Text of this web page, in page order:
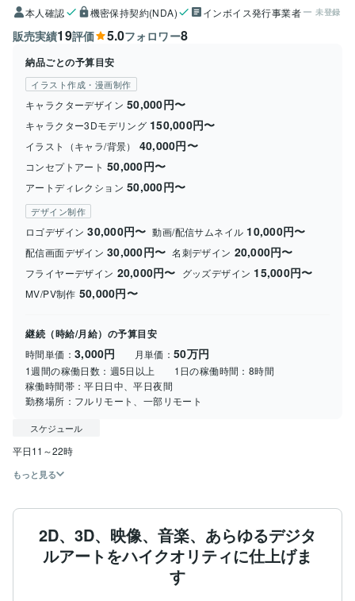
本人確認 機密保持契約(NDA) インボイス発行事業者 未登録
販売実績19評価 5.0フォロワー8
納品ごとの予算目安
イラスト作成・漫画制作
キャラクターデザイン 50,000円〜
キャラクター3Dモデリング 150,000円〜
イラスト（キャラ/背景） 40,000円〜
コンセプトアート 50,000円〜
アートディレクション 50,000円〜
デザイン制作
ロゴデザイン 30,000円〜 動画/配信サムネイル 10,000円〜
配信画面デザイン 30,000円〜 名刺デザイン 20,000円〜
フライヤーデザイン 20,000円〜 グッズデザイン 15,000円〜
MV/PV制作 50,000円〜
継続（時給/月給）の予算目安
時間単価： 3,000円 月単価：50万円
1週間の稼働日数： 週5日以上 1日の稼働時間： 8時間
稼働時間帯：平日日中、平日夜間
勤務場所： フルリモート、一部リモート
スケジュール
平日11～22時
もっと見る
2D、3D、映像、音楽、あらゆるデジタ
ルアートをハイクオリティに仕上げま
す